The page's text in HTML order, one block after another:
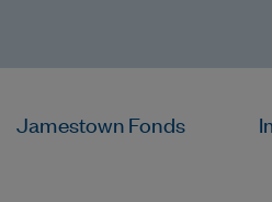
Jamestown Fonds